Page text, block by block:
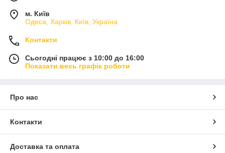
м. Київ
Одеса, Харків, Київ, Україна
Контакти
Сьогодні працює з 10:00 до 16:00
Показати весь графік роботи
Про нас
Контакти
Доставка та оплата